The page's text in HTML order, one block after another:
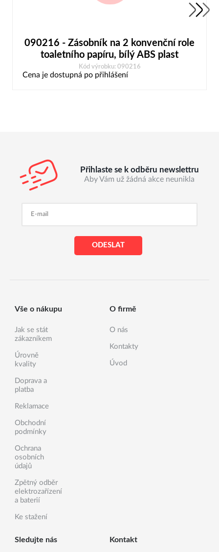
090216 - Zásobník na 2 konvenční role
toaletního papíru, bílý ABS plast
Kód výrobku: 090216
Cena je dostupná po přihlášení
Přihlaste se k odběru newslettru
Aby Vám už žádná akce neunikla
ODESLAT
Vše o nákupu
Jak se stát
zákazníkem
Úrovně
kvality
Doprava a
platba
Reklamace
Obchodní
podmínky
Ochrana
osobních
údajů
Zpětný odběr
elektrozařízení
a baterií
Ke stažení
O firmě
O nás
Kontakty
Úvod
Sledujte nás Kontakt